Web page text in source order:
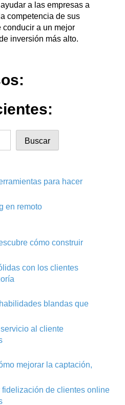
a las empresas a
competencia de sus
a un mejor
inversión más alto.
Buscar
para hacer
en remoto
cómo construir
con los clientes
blandas que
al cliente
mejorar la captación,
fidelización de clientes online